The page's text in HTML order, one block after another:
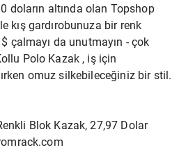
doların altında olan Topshop
kış gardırobunuza bir renk
çalmayı da unutmayın - çok
Polo Kazak , iş için
omuz silkebileceğiniz bir stil.
Blok Kazak, 27,97 Dolar